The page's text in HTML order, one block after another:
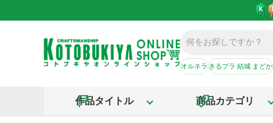
オルネラきるプラ 結城 まどか
作品タイトル 商品カテゴリ